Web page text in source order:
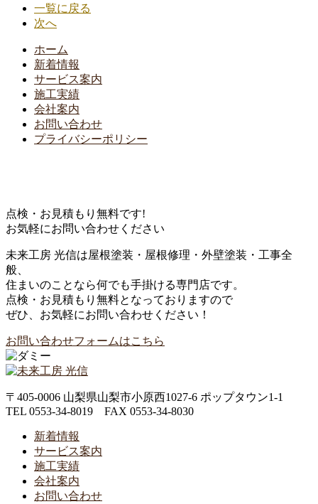
一覧に戻る
次へ
ホーム
新着情報
サービス案内
施工実績
会社案内
お問い合わせ
プライバシーポリシー
点検・お見積もり無料です!
お気軽にお問い合わせください
未来工房 光信は屋根塗装・屋根修理・外壁塗装・工事全
般、
住まいのことなら何でも手掛ける専門店です。
点検・お見積もり無料となっておりますので
ぜひ、お気軽にお問い合わせください！
お問い合わせフォームはこちら
〒405-0006 山梨県山梨市小原西1027-6 ポップタウン1-1
TEL 0553-34-8019 FAX 0553-34-8030
新着情報
サービス案内
施工実績
会社案内
お問い合わせ